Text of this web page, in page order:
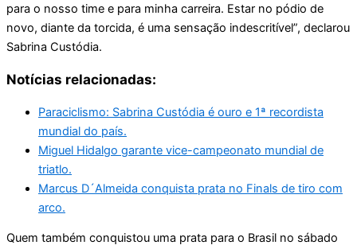
para o nosso time e para minha carreira. Estar no pódio de
novo, diante da torcida, é uma sensação indescritível”, declarou
Sabrina Custódia.
Notícias relacionadas:
Paraciclismo: Sabrina Custódia é ouro e 1ª recordista
mundial do país.
Miguel Hidalgo garante vice-campeonato mundial de
triatlo.
Marcus D´Almeida conquista prata no Finals de tiro com
arco.
Quem também conquistou uma prata para o Brasil no sábado